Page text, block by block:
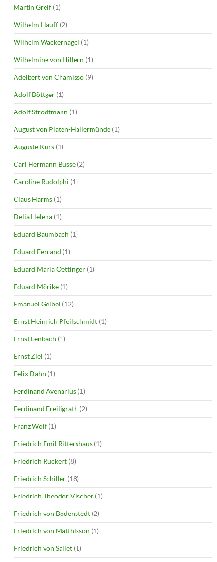
Martin Greif (1)
Wilhelm Hauff (2)
Wilhelm Wackernagel (1)
Wilhelmine von Hillern (1)
Adelbert von Chamisso (9)
Adolf Böttger (1)
Adolf Strodtmann (1)
August von Platen-Hallermünde (1)
Auguste Kurs (1)
Carl Hermann Busse (2)
Caroline Rudolphi (1)
Claus Harms (1)
Delia Helena (1)
Eduard Baumbach (1)
Eduard Ferrand (1)
Eduard Maria Oettinger (1)
Eduard Mörike (1)
Emanuel Geibel (12)
Ernst Heinrich Pfeilschmidt (1)
Ernst Lenbach (1)
Ernst Ziel (1)
Felix Dahn (1)
Ferdinand Avenarius (1)
Ferdinand Freiligrath (2)
Franz Wolf (1)
Friedrich Emil Rittershaus (1)
Friedrich Rückert (8)
Friedrich Schiller (18)
Friedrich Theodor Vischer (1)
Friedrich von Bodenstedt (2)
Friedrich von Matthisson (1)
Friedrich von Sallet (1)